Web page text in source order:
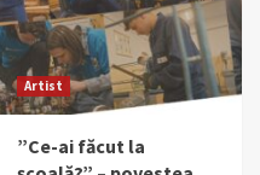
Artist
”Ce-ai făcut la